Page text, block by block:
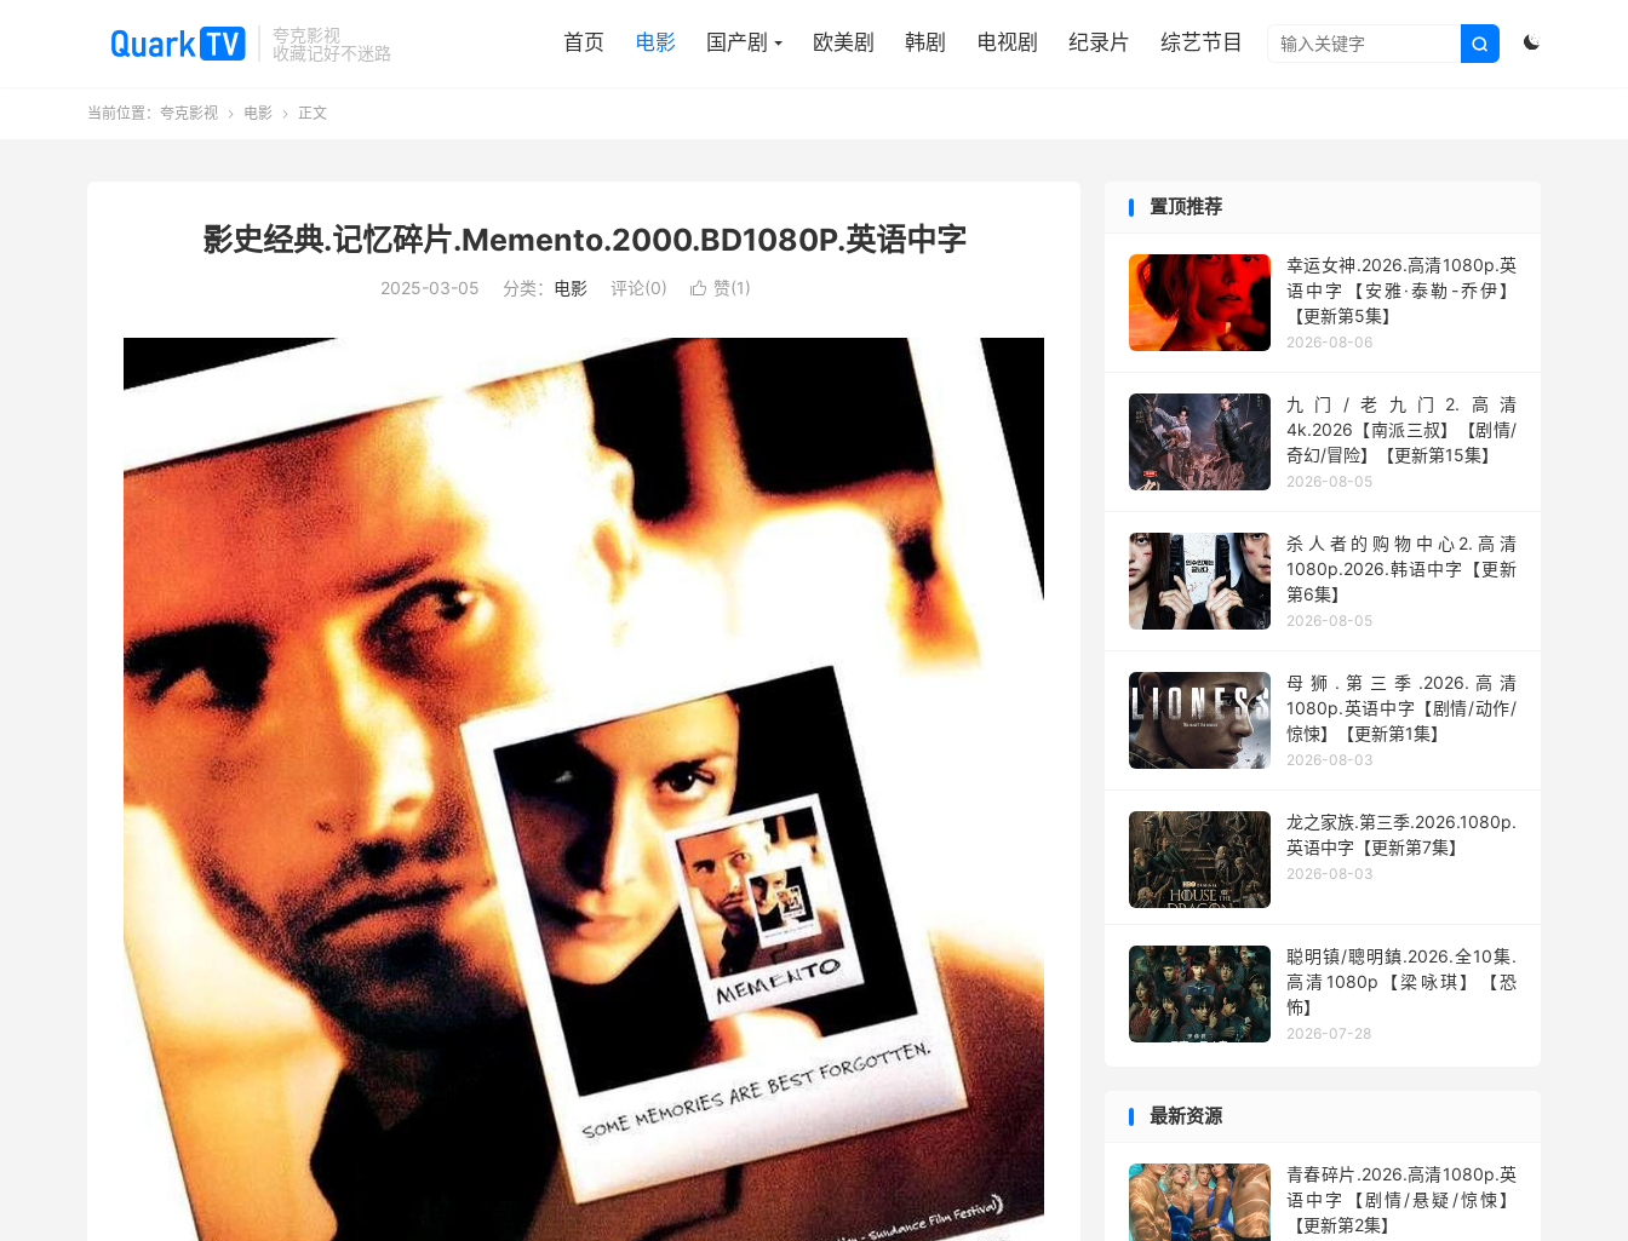
夸克影视
收藏记好不迷路


首页 电影 国产剧 欧美剧 韩剧 电视剧 纪录片 综艺节目
当前位置： 夸克影视  电影  正文
影史经典.记忆碎片.Memento‎.2000.BD1080P.英语中字
2025-03-05 分类： 电影 评论(0)  赞(1)
置顶推荐
幸运女神.2026.高清1080p.英
语中字【安雅·泰勒-乔伊】
【更新第5集】
2026-08-06
九门/老九门2.高清
4k.2026【南派三叔】【剧情/
奇幻/冒险】【更新第15集】
2026-08-05
杀人者的购物中心2.高清
1080p.2026.韩语中字【更新
第6集】
2026-08-05
母狮.第三季.2026.高清
1080p.英语中字【剧情/动作/
惊悚】【更新第1集】
2026-08-03
龙之家族.第三季.2026.1080p.
英语中字【更新第7集】
2026-08-03
聪明镇/聰明鎮.2026.全10集.
高清1080p【梁咏琪】【恐
怖】
2026-07-28
最新资源
青春碎片.2026.高清1080p.英
语中字【剧情/悬疑/惊悚】
【更新第2集】